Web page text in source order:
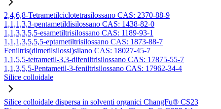
2,4,6,8-Tetrametilciclotetrasilossano CAS: 2370-88-9
1,1,1,3,3-pentametildisilossano CAS: 1438-82-0
1,1,3,3,5,5-esametiltrisilossano CAS: 1189-93-1
1,1,1,3,5,5,5-eptametiltrisilossano CAS: 1873-88-7
Feniltris(dimetilsilossi)silano CAS: 18027-45-7
1,1,5,5-tetrametil-3,3-difeniltrisilossano CAS: 17875-55-7
1,1,3,5,5-Pentametil-3-feniltrisilossano CAS: 17962-34-4
Silice colloidale
Silice colloidale dispersa in solventi organici ChangFu® CS23